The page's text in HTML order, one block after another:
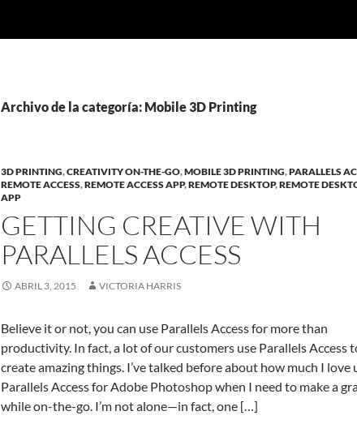
Archivo de la categoría: Mobile 3D Printing
3D PRINTING,CREATIVITY ON-THE-GO,MOBILE 3D PRINTING,PARALLELS
REMOTE ACCESS,REMOTE ACCESS APP,REMOTE DESKTOP,REMOTE
APP
GETTING CREATIVE WITH
PARALLELS ACCESS
ABRIL 3, 2015 VICTORIA HARRIS
Believe it or not, you can use Parallels Access for more than
productivity. In fact, a lot of our customers use Parallels Access
create amazing things. I’ve talked before about how much I love
Parallels Access for Adobe Photoshop when I need to make a
while on-the-go. I’m not alone—in fact, one […]